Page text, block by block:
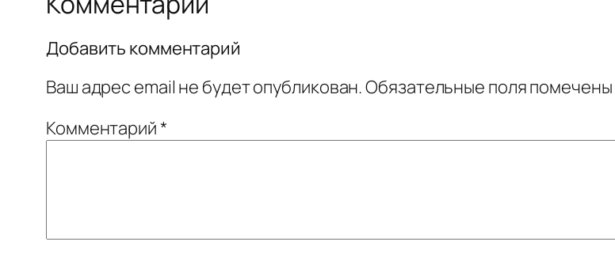
Добавить комментарий
Ваш адрес email не будет опубликован.Обязательные поля помечены
Комментарий*